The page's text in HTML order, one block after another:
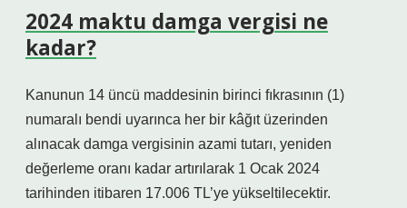
2024 maktu damga vergisi ne
kadar?
Kanunun 14 üncü maddesinin birinci fıkrasının (1)
numaralı bendi uyarınca her bir kâğıt üzerinden
alınacak damga vergisinin azami tutarı, yeniden
değerleme oranı kadar artırılarak 1 Ocak 2024
tarihinden itibaren 17.006 TL’ye yükseltilecektir.